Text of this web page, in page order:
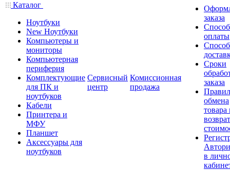
Каталог
Ноутбуки
New Ноутбуки
Компьютеры и
мониторы
Компьютерная
периферия
Комплектующие
для ПК и
ноутбуков
Кабели
Принтера и
МФУ
Планшет
Аксессуары для
ноутбуков
Сервисный
центр
Комиссионная
продажа
заказа
оплаты
Сроки
заказа
обмена
товара
в